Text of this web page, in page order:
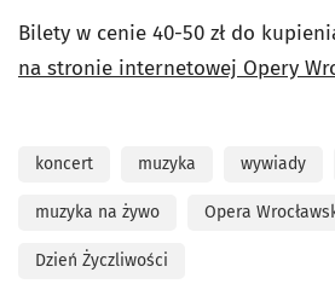
Bilety w cenie 40-50 zł do
na stronie internetowej Opery
koncert muzyka wywiady
muzyka na żywo Opera
Dzień Życzliwości